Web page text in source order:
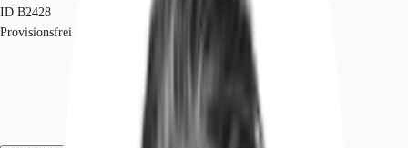
ID B2428
Provisionsfrei